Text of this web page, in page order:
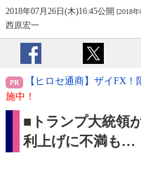
2018年07月26日(木)16:45公開 [2018
西原宏一
【ヒロセ通商】ザイFX！
施中！
■トランプ大統領
利上げに不満も…